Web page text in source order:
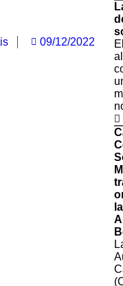
09/12/2022